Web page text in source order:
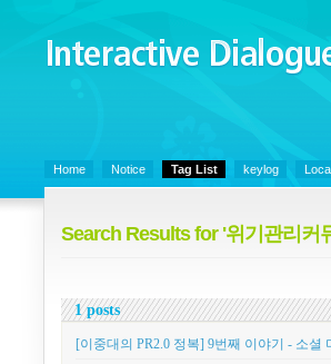
Interactive
PR 2.0
Home Notice Tag List keylog
Search Results for '위기관리커
1 posts
[이중대의 PR2.0 정복] 9번째 이야기 - 소